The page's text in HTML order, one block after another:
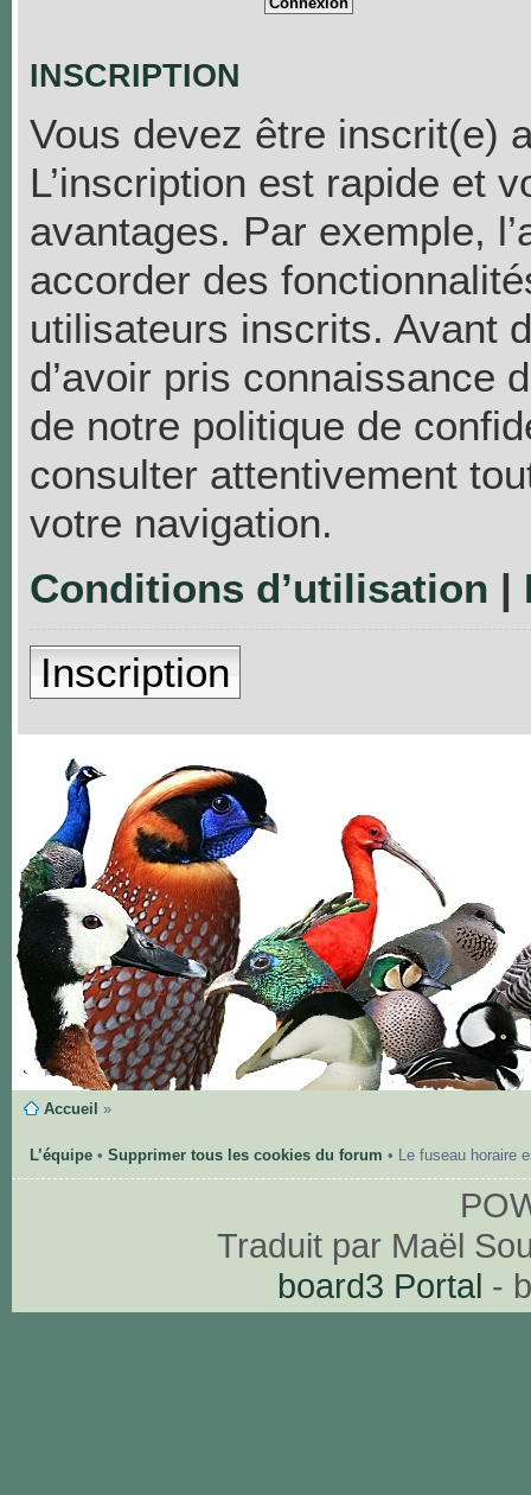
INSCRIPTION
Vous devez être inscrit(e)
L’inscription est rapide et
avantages. Par exemple,
accorder des
utilisateurs inscrits. Avant
d’avoir pris connaissance
de notre politique de
consulter attentivement
votre navigation.
Conditions d’utilisation |
Inscription
Accueil »
L’équipe• Supprimer tous les cookies du forum • Le fuseau horaire
Traduit par Maël
board3 Portal -